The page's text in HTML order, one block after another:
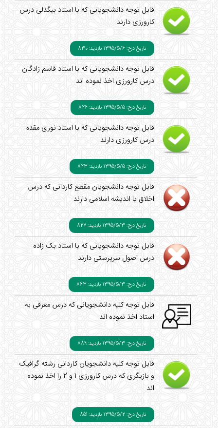
قابل توجه دانشجویانی که با استاد بیگدلی درس
کارورزی دارند
تاریخ درج: 1395/5/6 بازدید: 830
قابل توجه دانشجویانی که با استاد قاسم زادگان
درس کارورزی اخذ نموده اند
تاریخ درج: 1395/5/5 بازدید: 826
قابل توجه دانشجویانی که با استاد نوری مقدم
درس کارورزی دارند
تاریخ درج: 1395/5/5 بازدید: 823
قابل توجه دانشجویان مقطع کاردانی که درس
اخلاق یا اندیشه اسلامی دارند
تاریخ درج: 1395/5/3 بازدید: 827
قابل توجه دانشجویانی که با استاد بک زاده
درس اصول سرپرستی دارند
تاریخ درج: 1395/5/3 بازدید: 863
قابل توجه کلیه دانشجویانی که درس معرفی به
استاد اخذ نموده اند
تاریخ درج: 1395/5/3 بازدید: 889
قابل توجه کلیه دانشجویان کاردانی رشته گرافیک
و بازیگری که درس کارورزی 1 و 2 را اخذ نموده
اند
تاریخ درج: 1395/5/2 بازدید: 851